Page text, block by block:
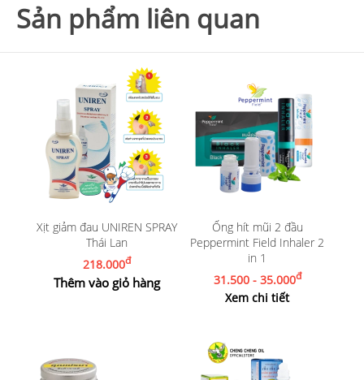
Sản phẩm liên quan
Xịt giảm đau UNIREN SPRAY
Thái Lan
218.000đ
Thêm vào giỏ hàng
Ống hít mũi 2 đầu
Peppermint Field Inhaler 2
in 1
31.500 - 35.000đ
Xem chi tiết